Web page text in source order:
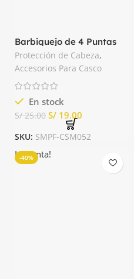
Barbiquejo de 4 Puntas
MSA 10124238
Protección de Cabeza,
Accesorios Para Casco
En stock
S/25.00 S/ 19.00
SKU: SMPF-CSM052
-40%
La venta!